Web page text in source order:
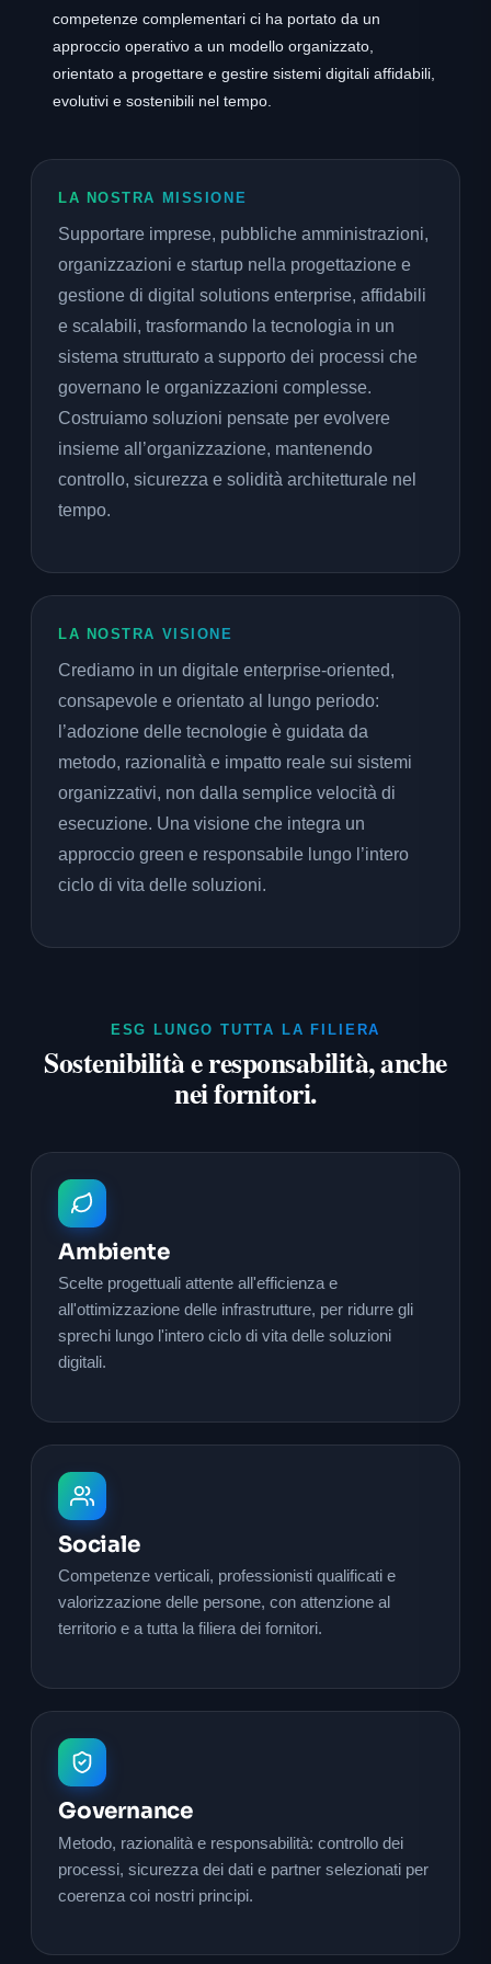
competenze complementari ci ha portato da un
approccio operativo a un modello organizzato,
orientato a progettare e gestire sistemi digitali affidabili,
evolutivi e sostenibili nel tempo.
LA NOSTRA MISSIONE
Supportare imprese, pubbliche amministrazioni,
organizzazioni e startup nella progettazione e
gestione di digital solutions enterprise, affidabili
e scalabili, trasformando la tecnologia in un
sistema strutturato a supporto dei processi che
governano le organizzazioni complesse.
Costruiamo soluzioni pensate per evolvere
insieme all’organizzazione, mantenendo
controllo, sicurezza e solidità architetturale nel
tempo.
LA NOSTRA VISIONE
Crediamo in un digitale enterprise-oriented,
consapevole e orientato al lungo periodo:
l’adozione delle tecnologie è guidata da
metodo, razionalità e impatto reale sui sistemi
organizzativi, non dalla semplice velocità di
esecuzione. Una visione che integra un
approccio green e responsabile lungo l’intero
ciclo di vita delle soluzioni.
ESG LUNGO TUTTA LA FILIERA
Sostenibilità e responsabilità, anche
nei fornitori.
Ambiente
Scelte progettuali attente all'efficienza e
all'ottimizzazione delle infrastrutture, per ridurre gli
sprechi lungo l'intero ciclo di vita delle soluzioni
digitali.
Sociale
Competenze verticali, professionisti qualificati e
valorizzazione delle persone, con attenzione al
territorio e a tutta la filiera dei fornitori.
Governance
Metodo, razionalità e responsabilità: controllo dei
processi, sicurezza dei dati e partner selezionati per
coerenza coi nostri principi.